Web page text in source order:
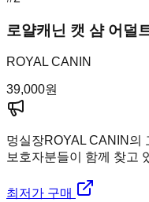
로얄캐닌 캣 샴 어덜
ROYAL CANIN
39,000원
멍실장ROYAL CANIN의
보호자분들이 함께 찾고
최저가 구매